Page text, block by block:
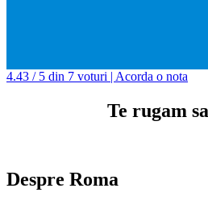
4.43 / 5 din 7 voturi | Acorda o nota
Te rugam
Despre Roma